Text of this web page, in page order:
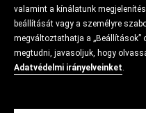
valamint a kínálatunk
beállítását vagy a személyre
megváltoztathatja a „Beállítások”
megtudni, javasoljuk, hogy
Adatvédelmi irányelveinket.